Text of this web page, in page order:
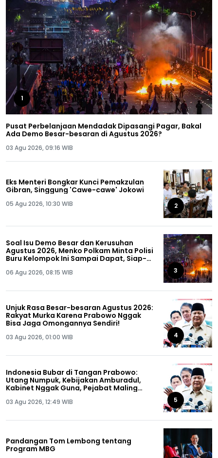
1
Pusat Perbelanjaan Mendadak Dipasangi Pagar, Bakal
Ada Demo Besar-besaran di Agustus 2026?
03 Agu 2026, 09:16 WIB
Eks Menteri Bongkar Kunci Pemakzulan
Gibran, Singgung 'Cawe-cawe' Jokowi
05 Agu 2026, 10:30 WIB 2
Soal Isu Demo Besar dan Kerusuhan
Agustus 2026, Menko Polkam Minta Polisi
Buru Kelompok Ini Sampai Dapat, Siap-
06 Agu 2026, 08:15 WIB 3
Unjuk Rasa Besar-besaran Agustus 2026:
Rakyat Murka Karena Prabowo Nggak
Bisa Jaga Omongannya Sendiri!
03 Agu 2026, 01:00 WIB 4
Indonesia Bubar di Tangan Prabowo:
Utang Numpuk, Kebijakan Amburadul,
Kabinet Nggak Guna, Pejabat Maling
03 Agu 2026, 12:49 WIB 5
Pandangan Tom Lembong tentang
Program MBG